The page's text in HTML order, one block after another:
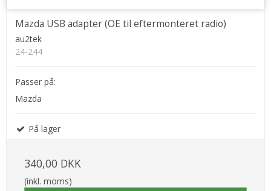
Mazda USB adapter (OE til eftermonteret radio)
au2tek
24-244
Passer på:
Mazda
På lager
340,00 DKK
(inkl. moms)